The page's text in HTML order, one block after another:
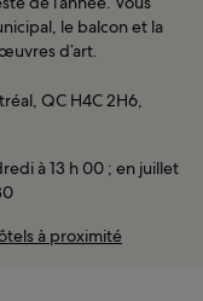
le balcon et la
d’art.
QC H4C 2H6,
à 13 h 00 ; en juillet
à proximité